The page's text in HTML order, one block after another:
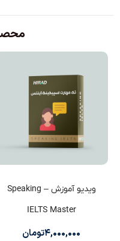
ویدیو آموزش Speaking –
IELTS Master
۴,۰۰۰,۰۰۰تومان